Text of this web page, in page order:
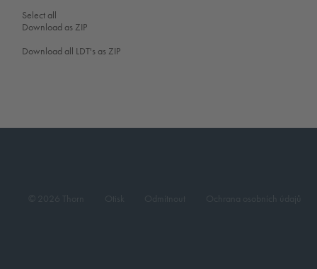
Select all
Download as ZIP
Download all LDT's as ZIP